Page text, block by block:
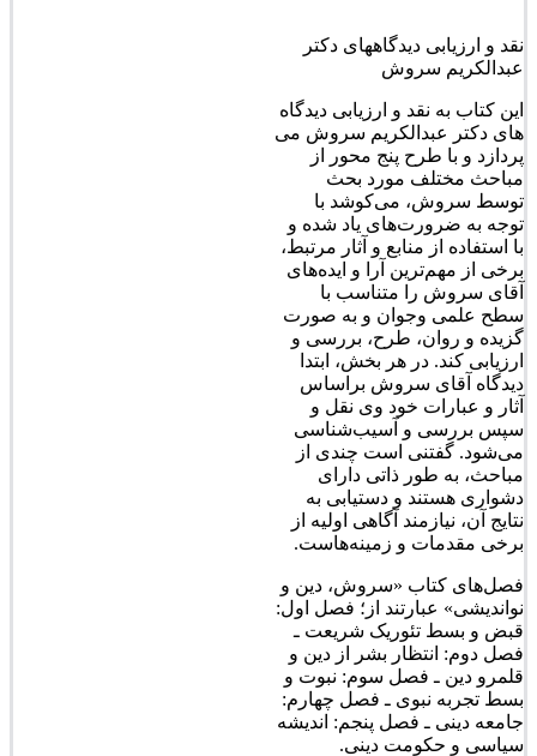
نقد و ارزیابی دیدگاههای دکتر
عبدالکریم سروش
این کتاب به نقد و ارزیابی دیدگاه
های دکتر عبدالکریم سروش می
پردازد و با طرح پنج محور از
مباحث مختلف مورد بحث
توسط سروش، می‌کوشد با
توجه به ضرورت‌های یاد شده و
با استفاده از منابع و آثار مرتبط،
برخی از مهم‌ترین آرا و ایده‌های
آقای سروش را متناسب با
سطح علمی وجوان و به صورت
گزیده و روان، طرح، بررسی و
ارزیابی کند. در هر بخش، ابتدا
دیدگاه آقای سروش براساس
آثار و عبارات خود وی نقل و
سپس بررسی و آسیب‌شناسی
می‌شود. گفتنی است چندی از
مباحث، به طور ذاتی دارای
دشواری هستند و دستیابی به
نتایج آن، نیازمند آگاهی اولیه از
برخی مقدمات و زمینه‌هاست.
فصل‌های کتاب «سروش، دین و
نواندیشی» عبارتند از؛ فصل اول:
قبض و بسط تئوریک شریعت ـ
فصل دوم: انتظار بشر از دین و
قلمرو دین ـ فصل سوم: نبوت و
بسط تجربه نبوی ـ فصل چهارم:
جامعه دینی ـ فصل پنجم: اندیشه
سیاسی و حکومت دینی.